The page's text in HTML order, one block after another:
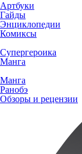
Артбуки
Гайды
Энциклопедии
Комиксы
Супергероика
Манга
Манга
Ранобэ
Обзоры и рецензии